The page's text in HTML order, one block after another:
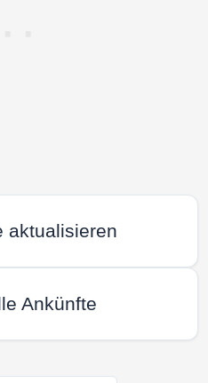
aktualisieren
Ankünfte